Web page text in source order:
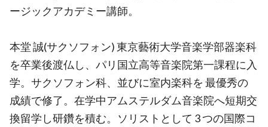
ージックアカデミー講師。
本堂 誠(サクソフォン) 東京藝術大学音楽学部器楽科
を卒業後渡仏し、パリ国立高等音楽院第一課程に入
学。サクソフォン科、並びに室内楽科を 最優秀の
成績で修了。在学中アムステルダム音楽院へ短期交
換留学し研鑽を積む。ソリストとして 3 つの国際コ